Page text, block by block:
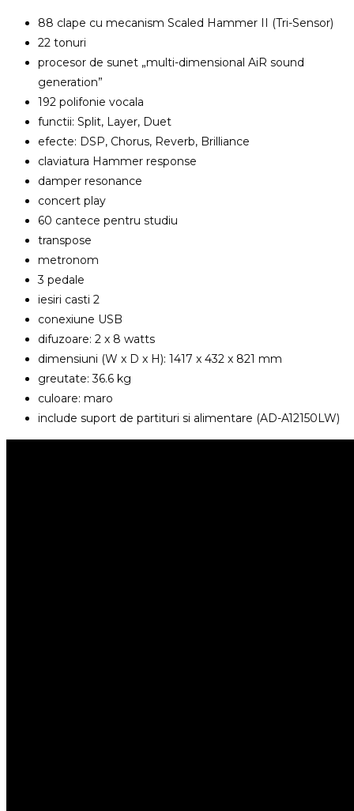
88 clape cu mecanism Scaled Hammer II (Tri-Sensor)
22 tonuri
procesor de sunet „multi-dimensional AiR sound
generation”
192 polifonie vocala
functii: Split, Layer, Duet
efecte: DSP, Chorus, Reverb, Brilliance
claviatura Hammer response
damper resonance
concert play
60 cantece pentru studiu
transpose
metronom
3 pedale
iesiri casti 2
conexiune USB
difuzoare: 2 x 8 watts
dimensiuni (W x D x H): 1417 x 432 x 821 mm
greutate: 36.6 kg
culoare: maro
include suport de partituri si alimentare (AD-A12150LW)